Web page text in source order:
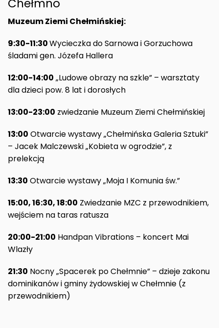
Chełmno
Muzeum Ziemi Chełmińskiej:
9:30-11:30Wycieczka do Sarnowa i Gorzuchowa
śladami gen. Józefa Hallera
12:00-14:00 „Ludowe obrazy na szkle” – warsztaty
dla dzieci pow. 8 lat i dorosłych
13:00-23:00 zwiedzanie Muzeum Ziemi Chełmińskiej
13:00 Otwarcie wystawy „Chełmińska Galeria Sztuki”
– Jacek Malczewski „Kobieta w ogrodzie”, z
prelekcją
13:30 Otwarcie wystawy „Moja I Komunia św.”
15:00, 16:30, 18:00 Zwiedzanie MZC z przewodnikiem,
wejściem na taras ratusza
20:00-21:00 Handpan Vibrations – koncert Mai
Wlazły
21:30 Nocny „Spacerek po Chełmnie” – dzieje zakonu
dominikanów i gminy żydowskiej w Chełmnie (z
przewodnikiem)